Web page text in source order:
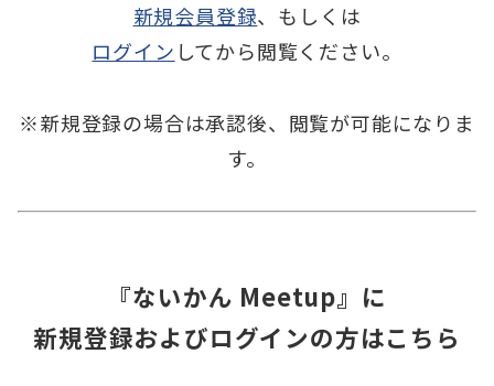
新規会員登録、もしくは
ログイン してから閲覧ください。
※新規登録の場合は承認後、 閲覧が可能になりま
す。
『ないかん Meetup』に
新規登録およびログインの方はこちら